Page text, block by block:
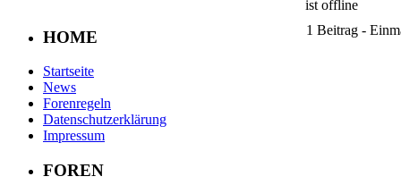
HOME
Startseite
News
Forenregeln
Datenschutzerklärung
Impressum
FOREN
1 Beitrag -